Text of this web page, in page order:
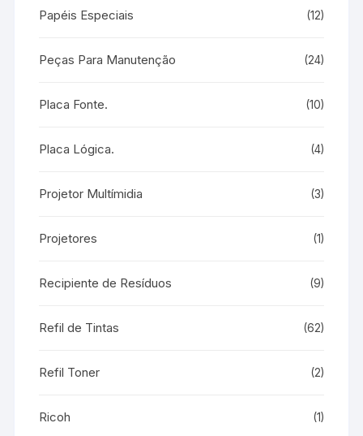
Papéis Especiais (12)
Peças Para Manutenção (24)
Placa Fonte. (10)
Placa Lógica. (4)
Projetor Multímidia (3)
Projetores (1)
Recipiente de Resíduos (9)
Refil de Tintas (62)
Refil Toner (2)
Ricoh (1)